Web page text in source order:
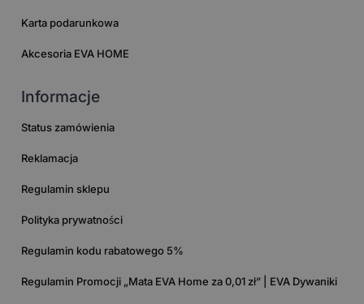
Karta podarunkowa
Akcesoria EVA HOME
Informacje
Status zamówienia
Reklamacja
Regulamin sklepu
Polityka prywatności
Regulamin kodu rabatowego 5%
Regulamin Promocji „Mata EVA Home za 0,01 zł” | EVA Dywaniki